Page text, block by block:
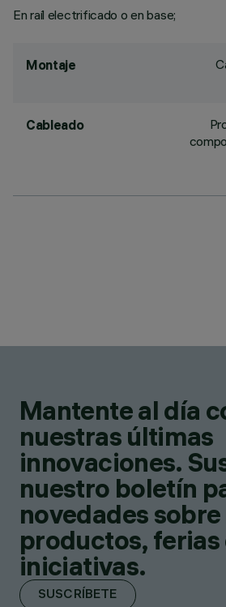
En raíl electrificado o en base;
Montaje
Cableado
Mantente al día
nuestras últimas
innovaciones.
nuestro boletín
novedades
productos, ferias
iniciativas.
SUSCRÍBETE